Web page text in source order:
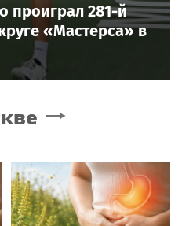
проиграл 281-й
«Мастерса» в